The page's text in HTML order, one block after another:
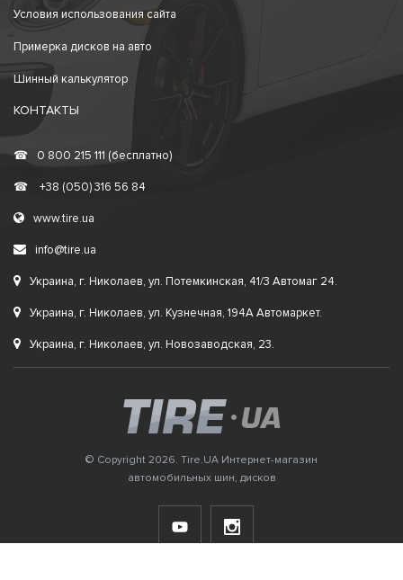
Условия использования сайта
Примерка дисков на авто
Шинный калькулятор
КОНТАКТЫ
☎ 0 800 215 111 (бесплатно)
☎ +38 (050) 316 56 84
www.tire.ua
info@tire.ua
Украина, г. Николаев, ул. Потемкинская, 41/3 Автомаг 24.
Украина, г. Николаев, ул. Кузнечная, 194А Автомаркет.
Украина, г. Николаев, ул. Новозаводская, 23.
© Copyright 2026. Tire.UA Интернет-магазин
автомобильных шин, дисков